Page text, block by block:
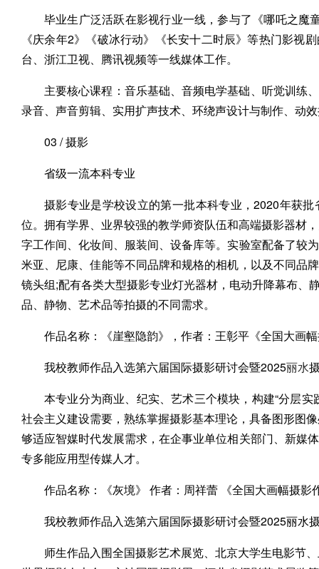
毕业生广泛活跃在影视行业一线，参与了《哪吒之
《庆余年2》《破冰行动》《长安十二时辰》等热门影视
台、浙江卫视、腾讯视频等一线媒体工作。
主要核心课程：音乐基础、音频电学基础、听觉训练
录音、声音剪辑、实用扩声技术、环绕声设计与制作、动
03 / 摄影
省级一流本科专业
摄影专业是学校设立的第一批本科专业，2020年获
位。拥有学界、业界较强的教学师资队伍和高端摄影器材
字工作间、化妆间、服装间、设备库等。实验室配备了较
米亚、尼康、佳能等不同品牌和规格的相机，以及不同品
镜头组;配有各类大型摄影专业灯光器材，电动升降幕布、
品、静物、艺术品等拍摄的不同需求。
作品名称：《崖壑隐韵》，作者：王彰平《全国大画
我校教师作品入选第六届国际摄影研讨会暨2025丽水
本专业分为商业、纪实、艺术三个模块，构建“分层
社会主义建设需要，熟练掌握摄影基本理论，具备图形图
够适应智媒时代发展需求，在企事业单位相关部门、新媒
专多能应用型传媒人才。
作品名称：《灰境》 作者：周祥蕾 《全国大画幅摄影
我校教师作品入选第六届国际摄影研讨会暨2025丽水
师生作品入围全国摄影艺术展览、北京大学生电影节